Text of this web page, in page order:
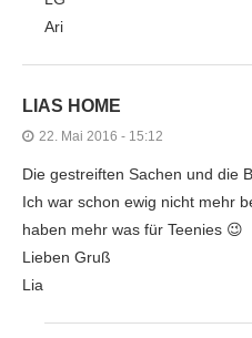
Ari
LIAS HOME
22. Mai 2016 - 15:12
Die gestreiften Sachen und die
Ich war schon ewig nicht mehr
haben mehr was für Teenies 😉
Lieben Gruß
Lia